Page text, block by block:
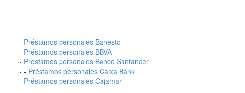
- Préstamos personales Banesto
- Préstamos personales BBVA
- Préstamos personales Banco Santander
- - Préstamos personales Caixa Bank
- Préstamos personales Cajamar
-